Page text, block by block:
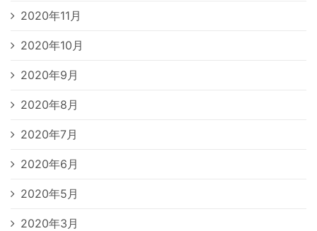
2020年11月
2020年10月
2020年9月
2020年8月
2020年7月
2020年6月
2020年5月
2020年3月